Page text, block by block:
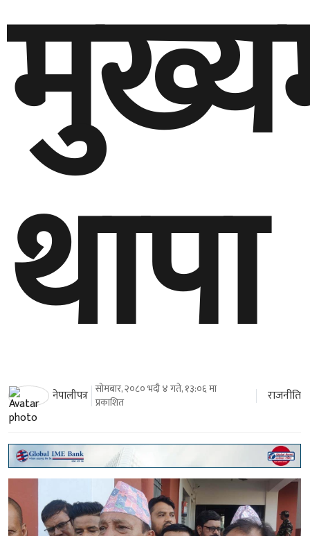
थापा
नेपालीपत्र सोमबार, २०८० भदौ ४ गते, १३:०६ मा
प्रकाशित
राजनीति